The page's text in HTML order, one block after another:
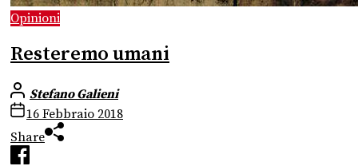
Opinioni
Resteremo umani
Stefano Galieni
16 Febbraio 2018
Share